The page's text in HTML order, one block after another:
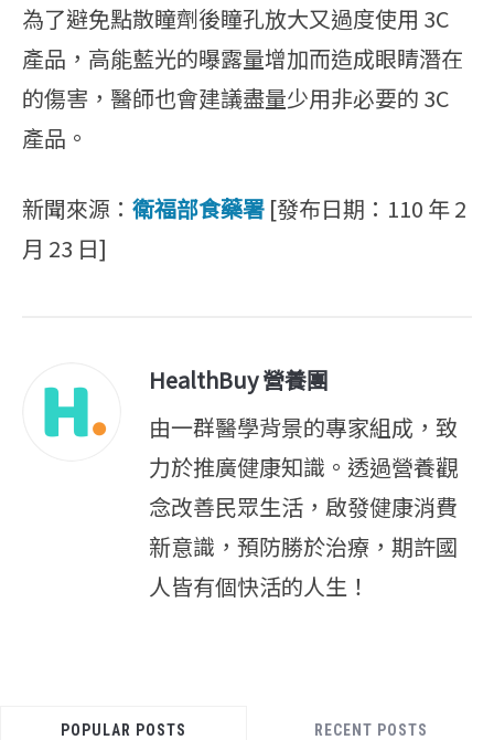
為了避免點散瞳劑後瞳孔放大又過度使用 3C
產品，高能藍光的曝露量增加而造成眼睛潛在
的傷害，醫師也會建議盡量少用非必要的 3C
產品。
新聞來源： 衛福部食藥署 [發布日期：110 年 2
月 23 日]
HealthBuy 營養團
由一群醫學背景的專家組成，致
力於推廣健康知識。透過營養觀
念改善民眾生活，啟發健康消費
新意識，預防勝於治療，期許國
人皆有個快活的人生！
POPULAR POSTS RECENT POSTS